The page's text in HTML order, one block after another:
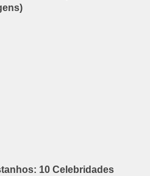
10 Celebridades